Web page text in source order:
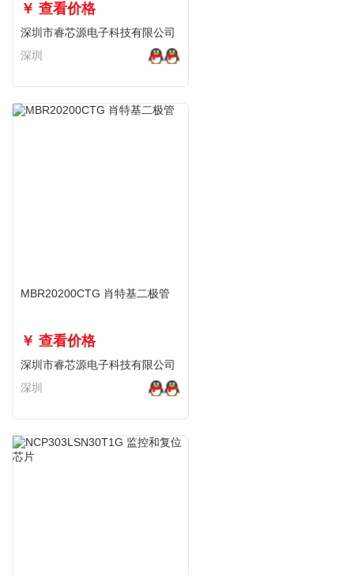
￥ 查看价格
深圳市睿芯源电子科技有限公司
深圳
MBR20200CTG 肖特基二极管
￥ 查看价格
深圳市睿芯源电子科技有限公司
深圳